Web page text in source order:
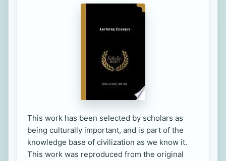
This work has been selected by scholars as
being culturally important, and is part of the
knowledge base of civilization as we know it.
This work was reproduced from the original